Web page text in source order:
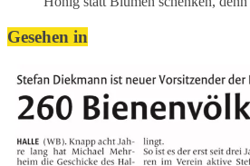
Gesehen in